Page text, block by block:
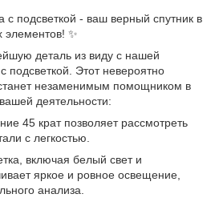
с подсветкой - ваш верный спутник в
✨
деталь из виду с нашей
подсветкой. Этот невероятно
незаменимым помощником в
деятельности:
45 крат позволяет рассмотреть
с легкостью.
включая белый свет и
яркое и ровное освещение,
анализа.